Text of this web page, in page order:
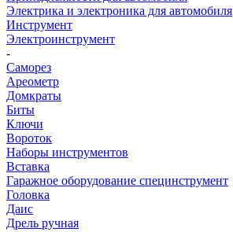
Электрика и электроника для автомобиля
Инструмент
Электроинструмент
-
Саморез
Ареометр
Домкраты
Биты
Ключи
Вороток
Наборы инструментов
Вставка
Гаражное оборудование специнструмент
Головка
Даис
Дрель ручная